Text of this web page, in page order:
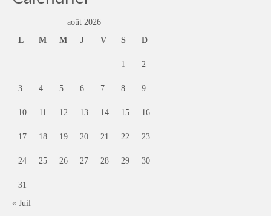
août 2026
L
M M J V S D
1 2
3 4 5 6 7 8 9
10 11 12 13 14 15 16
17 18 19 20 21 22 23
24 25 26 27 28 29 30
31
« Juil